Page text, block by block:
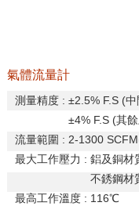
氣體流量計
測量精度: ±2.5% F.S (中
±4% F.S (其
流量範圍 : 2-1300
最大工作壓力 : 鋁及銅材
不銹鋼材
最高工作溫度: 116℃